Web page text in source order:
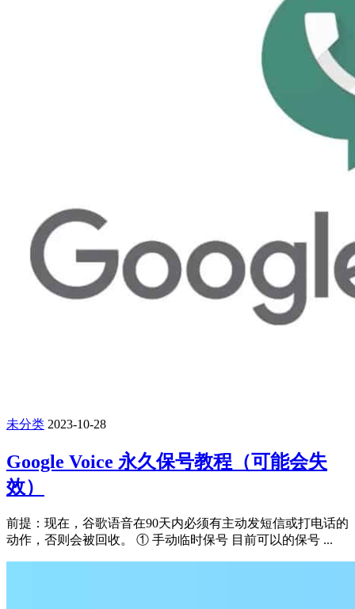
未分类 2023-10-28
Google Voice 永久保号教程（可能会失
效）
前提：现在，谷歌语音在90天内必须有主动发短信或打电话的
动作，否则会被回收。 ① 手动临时保号 目前可以的保号 ...